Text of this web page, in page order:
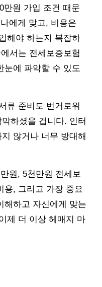
만원 가입 조건 때문
에게 맞고, 비용은
해야 하는지 복잡하
서는 전세보증보험
눈에 파악할 수 있도
류 준비도 번거로워
하셨을 겁니다. 인터
않거나 너무 방대해
원, 5천만원 전세보
용, 그리고 가장 중요
해하고 자신에게 맞는
제 더 이상 헤매지 마